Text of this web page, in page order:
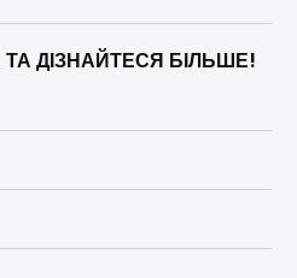
ДІЗНАЙТЕСЯ БІЛЬШЕ!